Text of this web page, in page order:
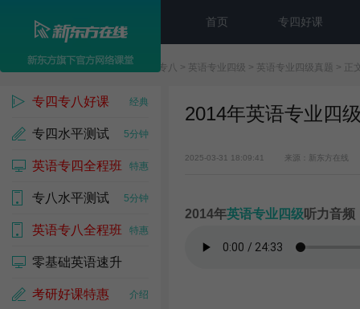
首页 专四好课
新东方在线> 专四专八 > 英语专业四级 > 英语专业四级真题 > 正
专四专八好课 经典
专四水平测试 5分钟
英语专四全程班 特惠
专八水平测试 5分钟
英语专八全程班 特惠
零基础英语速升
考研好课特惠 介绍
2014年英语专业四
2025-03-31 18:09:41 来源：新东方在线
2014年英语专业四级听力音频